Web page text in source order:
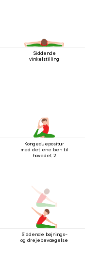
Siddende
vinkelstilling
Kongeduepositur
med det ene ben til
hovedet 2
Siddende bøjnings-
og drejebevægelse